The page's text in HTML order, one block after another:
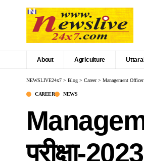
About Agriculture
NEWSLIVE24x7 > Blog > Career> Management Officer
CAREER NEWS
परीक्षा-